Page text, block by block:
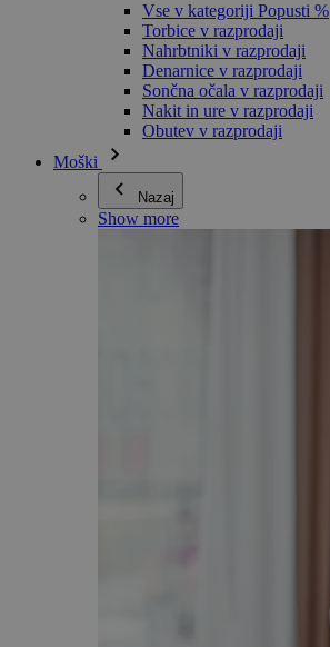
Vse v kategoriji Popusti %
Torbice v razprodaji
Nahrbtniki v razprodaji
Denarnice v razprodaji
Sončna očala v razprodaji
Nakit in ure v razprodaji
Obutev v razprodaji
Moški
Nazaj
Show more